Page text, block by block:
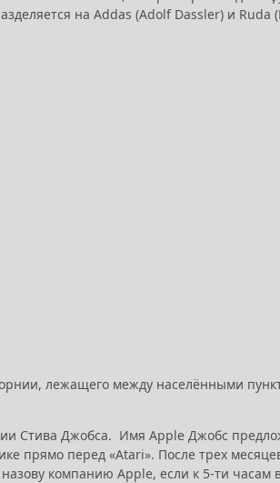
на Addas (Adolf Dassler) и Ruda
лежащего между населёнными
Стива Джобса. Имя Apple Джобс
прямо перед «Atari». После трех
компанию Apple, если к 5-ти